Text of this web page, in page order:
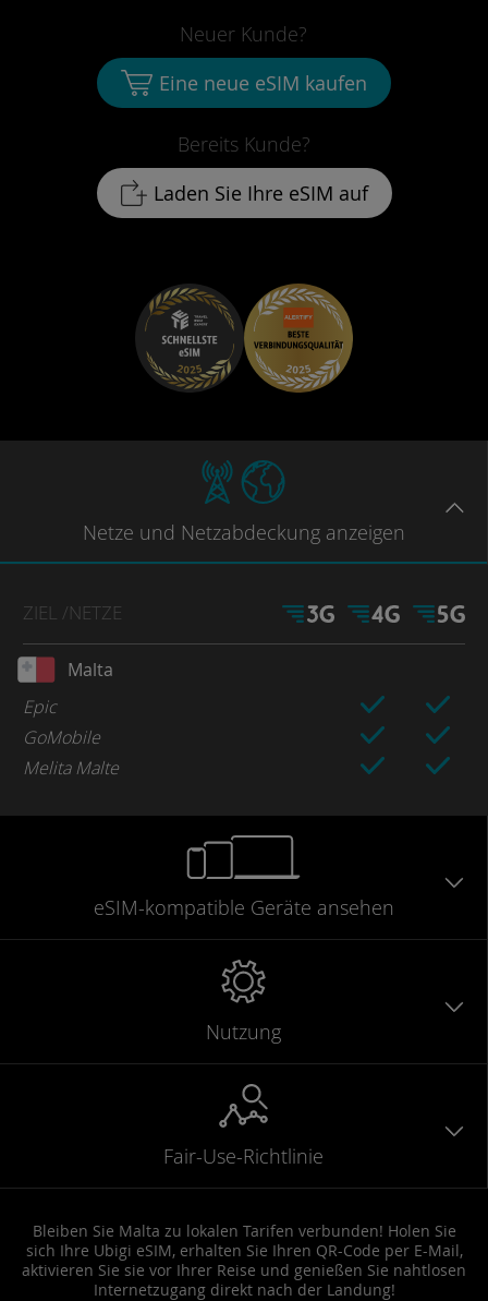
Bereits Kunde?
Laden Sie Ihre eSIM auf
Neuer Kunde?
Eine neue eSIM kaufen
Netze und Netzabdeckung anzeigen
ZIEL /NETZE
Malta
Epic
GoMobile
Melita Malte
eSIM-kompatible Geräte ansehen
Nutzung
Fair-Use-Richtlinie
Bleiben Sie Malta zu lokalen Tarifen verbunden! Holen Sie
sich Ihre Ubigi eSIM, erhalten Sie Ihren QR-Code per E-Mail,
aktivieren Sie sie vor Ihrer Reise und genießen Sie nahtlosen
Internetzugang direkt nach der Landung!